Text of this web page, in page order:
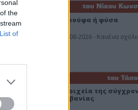
the
of
Ή ρούφα ή φύσα
03-08-2026 - Κανένα
Στοιχεία της
Αλβανίας